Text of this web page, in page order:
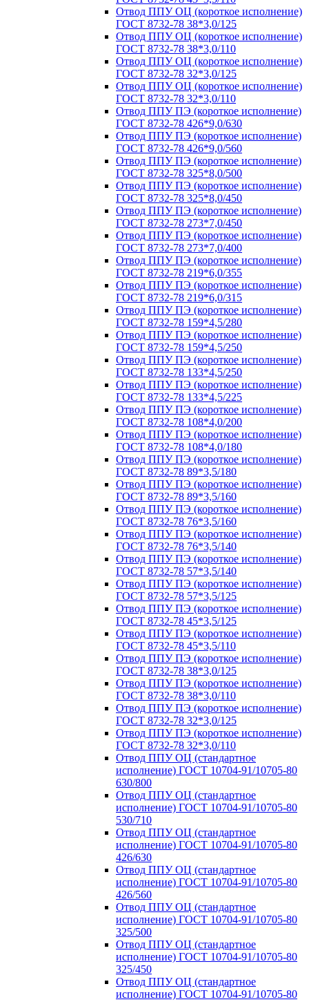
Отвод ППУ ОЦ (короткое исполнение)
ГОСТ 8732-78 38*3,0/125
Отвод ППУ ОЦ (короткое исполнение)
ГОСТ 8732-78 38*3,0/110
Отвод ППУ ОЦ (короткое исполнение)
ГОСТ 8732-78 32*3,0/125
Отвод ППУ ОЦ (короткое исполнение)
ГОСТ 8732-78 32*3,0/110
Отвод ППУ ПЭ (короткое исполнение)
ГОСТ 8732-78 426*9,0/630
Отвод ППУ ПЭ (короткое исполнение)
ГОСТ 8732-78 426*9,0/560
Отвод ППУ ПЭ (короткое исполнение)
ГОСТ 8732-78 325*8,0/500
Отвод ППУ ПЭ (короткое исполнение)
ГОСТ 8732-78 325*8,0/450
Отвод ППУ ПЭ (короткое исполнение)
ГОСТ 8732-78 273*7,0/450
Отвод ППУ ПЭ (короткое исполнение)
ГОСТ 8732-78 273*7,0/400
Отвод ППУ ПЭ (короткое исполнение)
ГОСТ 8732-78 219*6,0/355
Отвод ППУ ПЭ (короткое исполнение)
ГОСТ 8732-78 219*6,0/315
Отвод ППУ ПЭ (короткое исполнение)
ГОСТ 8732-78 159*4,5/280
Отвод ППУ ПЭ (короткое исполнение)
ГОСТ 8732-78 159*4,5/250
Отвод ППУ ПЭ (короткое исполнение)
ГОСТ 8732-78 133*4,5/250
Отвод ППУ ПЭ (короткое исполнение)
ГОСТ 8732-78 133*4,5/225
Отвод ППУ ПЭ (короткое исполнение)
ГОСТ 8732-78 108*4,0/200
Отвод ППУ ПЭ (короткое исполнение)
ГОСТ 8732-78 108*4,0/180
Отвод ППУ ПЭ (короткое исполнение)
ГОСТ 8732-78 89*3,5/180
Отвод ППУ ПЭ (короткое исполнение)
ГОСТ 8732-78 89*3,5/160
Отвод ППУ ПЭ (короткое исполнение)
ГОСТ 8732-78 76*3,5/160
Отвод ППУ ПЭ (короткое исполнение)
ГОСТ 8732-78 76*3,5/140
Отвод ППУ ПЭ (короткое исполнение)
ГОСТ 8732-78 57*3,5/140
Отвод ППУ ПЭ (короткое исполнение)
ГОСТ 8732-78 57*3,5/125
Отвод ППУ ПЭ (короткое исполнение)
ГОСТ 8732-78 45*3,5/125
Отвод ППУ ПЭ (короткое исполнение)
ГОСТ 8732-78 45*3,5/110
Отвод ППУ ПЭ (короткое исполнение)
ГОСТ 8732-78 38*3,0/125
Отвод ППУ ПЭ (короткое исполнение)
ГОСТ 8732-78 38*3,0/110
Отвод ППУ ПЭ (короткое исполнение)
ГОСТ 8732-78 32*3,0/125
Отвод ППУ ПЭ (короткое исполнение)
ГОСТ 8732-78 32*3,0/110
Отвод ППУ ОЦ (стандартное
исполнение) ГОСТ 10704-91/10705-80
630/800
Отвод ППУ ОЦ (стандартное
исполнение) ГОСТ 10704-91/10705-80
530/710
Отвод ППУ ОЦ (стандартное
исполнение) ГОСТ 10704-91/10705-80
426/630
Отвод ППУ ОЦ (стандартное
исполнение) ГОСТ 10704-91/10705-80
426/560
Отвод ППУ ОЦ (стандартное
исполнение) ГОСТ 10704-91/10705-80
325/500
Отвод ППУ ОЦ (стандартное
исполнение) ГОСТ 10704-91/10705-80
325/450
Отвод ППУ ОЦ (стандартное
исполнение) ГОСТ 10704-91/10705-80